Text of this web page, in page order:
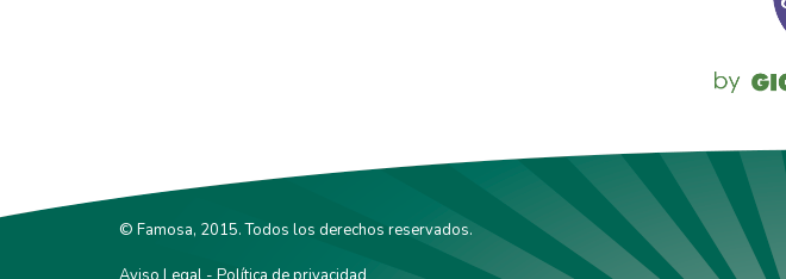
© Famosa, 2015. Todos los derechos reservados.